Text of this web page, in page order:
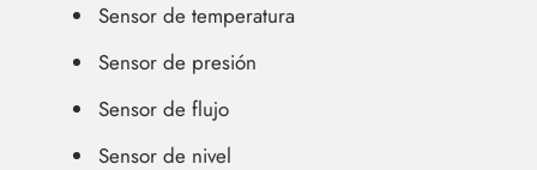
Sensor de temperatura
Sensor de presión
Sensor de flujo
Sensor de nivel